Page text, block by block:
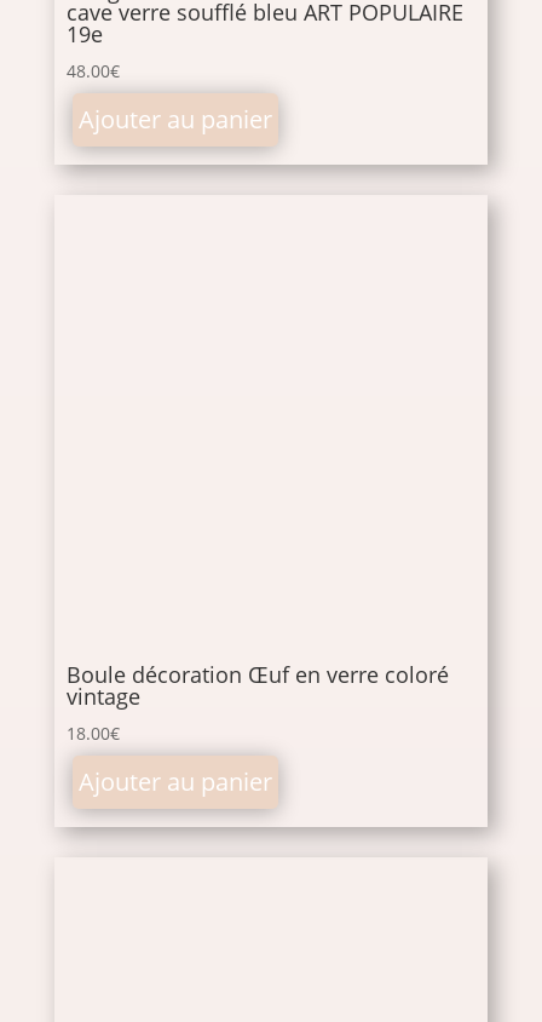
cave verre soufflé bleu ART POPULAIRE
19e
48.00€
Ajouter au panier
Boule décoration Œuf en verre coloré
vintage
18.00€
Ajouter au panier